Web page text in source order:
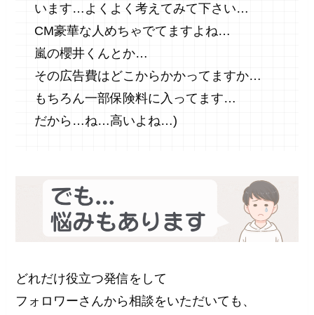
います…よくよく考えてみて下さい…
CM豪華な人めちゃでてますよね…
嵐の櫻井くんとか…
その広告費はどこからかかってますか…
もちろん一部保険料に入ってます…
だから…ね…高いよね…)
どれだけ役立つ発信をして
フォロワーさんから相談をいただいても、